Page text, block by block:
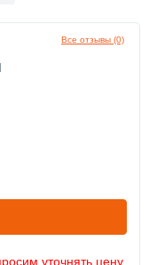
Все отзывы (0)
уточнять цену